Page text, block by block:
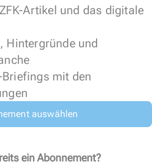
Artikel und das digitale
Hintergründe und
mit den
auswählen
ein Abonnement?